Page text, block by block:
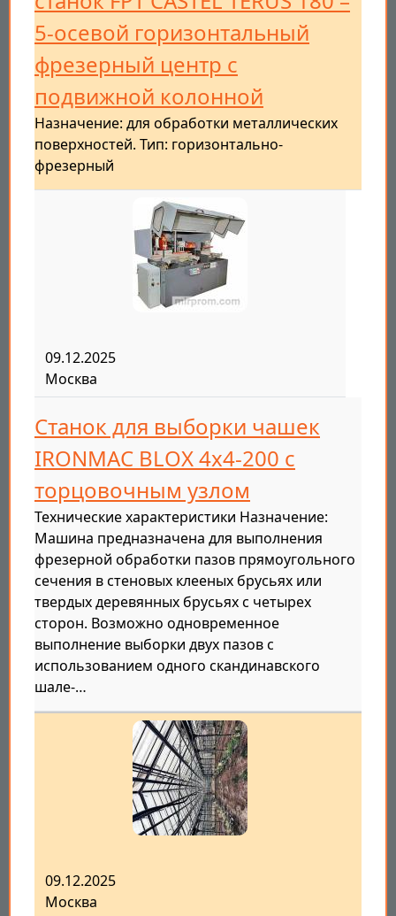
5-осевой горизонтальный
фрезерный центр с
подвижной колонной
Назначение: для обработки металлических
поверхностей. Тип: горизонтально-
фрезерный
09.12.2025
Москва
Станок для выборки чашек
IRONMAC BLOX 4x4-200 с
торцовочным узлом
Технические характеристики Назначение:
Машина предназначена для выполнения
фрезерной обработки пазов прямоугольного
сечения в стеновых клееных брусьях или
твердых деревянных брусьях с четырех
сторон. Возможно одновременное
выполнение выборки двух пазов с
использованием одного скандинавского
шале-…
09.12.2025
Москва